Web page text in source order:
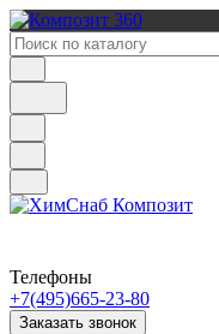
Телефоны
+7(495)665-23-80
Заказать звонок